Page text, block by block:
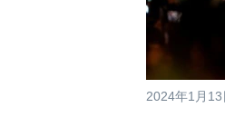
2024年1月13